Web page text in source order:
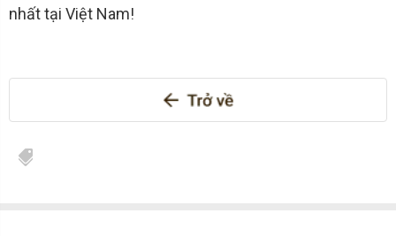
nhất tại Việt Nam!